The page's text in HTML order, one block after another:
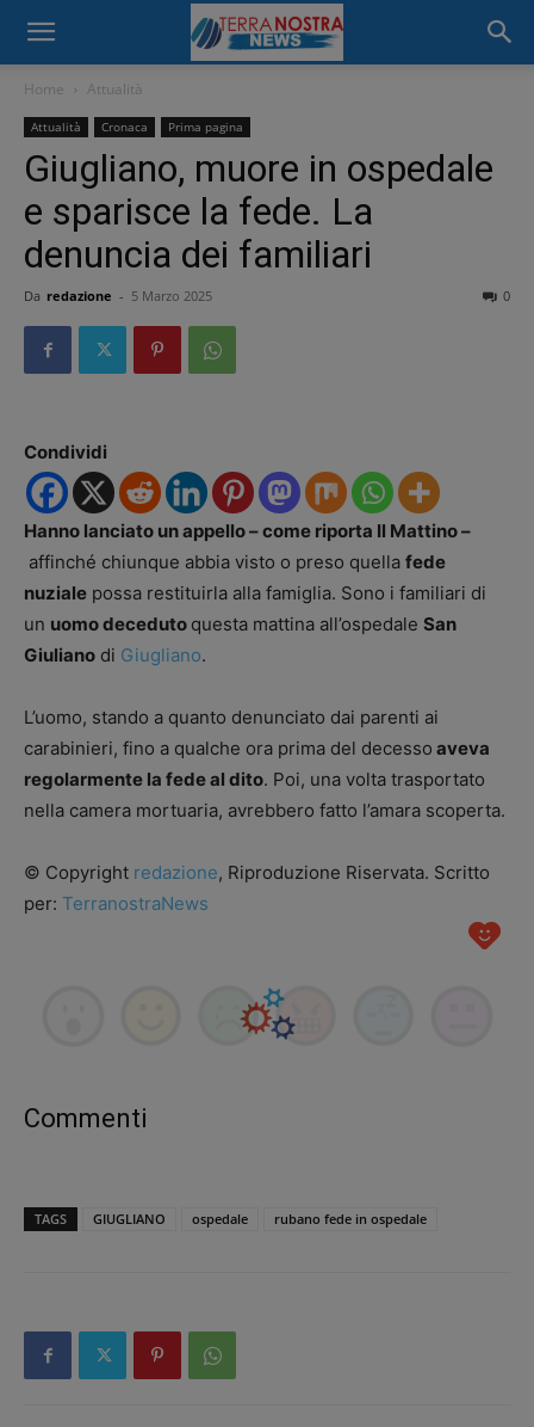
Home Attualità
Attualità Cronaca Prima pagina
Giugliano, muore in ospedale
e sparisce la fede. La
denuncia dei familiari
Da redazione - 5 Marzo 2025 0
Condividi
Hanno lanciato un appello – come riporta Il Mattino –
affinché chiunque abbia visto o preso quella fede
nuziale possa restituirla alla famiglia. Sono i familiari di
un uomo deceduto questa mattina all’ospedale San
Giuliano di Giugliano.
L’uomo, stando a quanto denunciato dai parenti ai
carabinieri, fino a qualche ora prima del decesso aveva
regolarmente la fede al dito. Poi, una volta trasportato
nella camera mortuaria, avrebbero fatto l’amara scoperta.
© Copyright redazione, Riproduzione Riservata. Scritto
per: TerranostraNews
Commenti
TAGS GIUGLIANO ospedale rubano fede in ospedale